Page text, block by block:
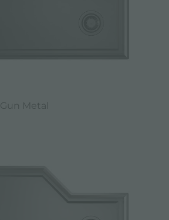
Metal